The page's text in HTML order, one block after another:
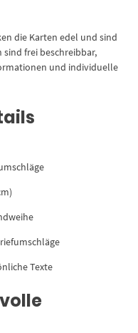
die Karten edel und sind
sind frei beschreibbar,
und individuelle
Texte